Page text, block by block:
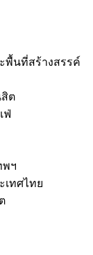
พื้นที่สร้างสรรค์
ต
ฟ่
พฯ
เทศไทย